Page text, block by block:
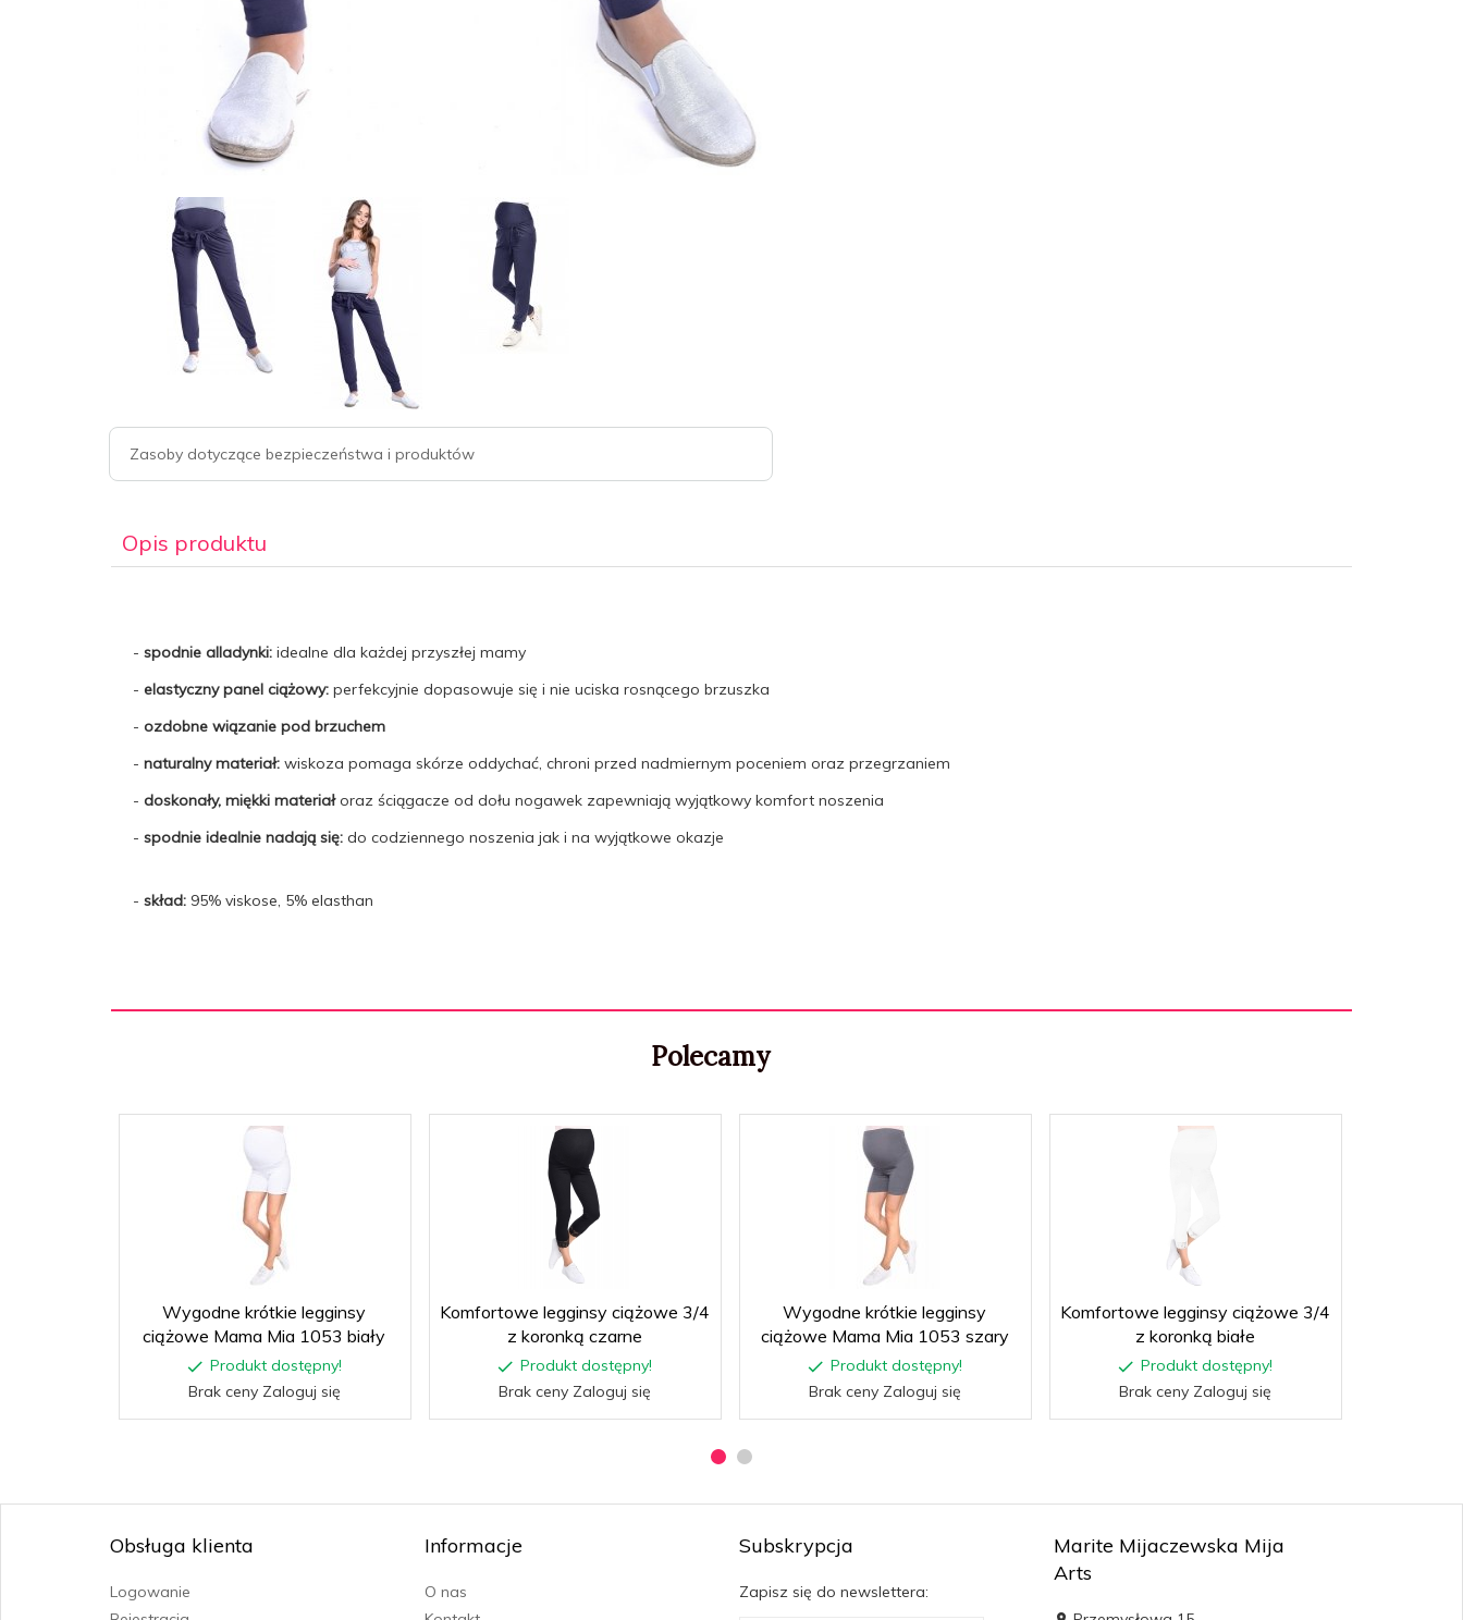
Zasoby dotyczące bezpieczeństwa i produktów
Opis produktu
- spodnie alladynki: idealne dla każdej przyszłej mamy
- elastyczny panel ciążowy: perfekcyjnie dopasowuje się i nie uciska rosnącego brzuszka
- ozdobne wiązanie pod brzuchem
- naturalny materiał: wiskoza pomaga skórze oddychać, chroni przed nadmiernym poceniem oraz przegrzaniem
- doskonały, miękki materiałoraz ściągacze od dołu nogawek zapewniają wyjątkowy komfort noszenia
- spodnie idealnie nadają się: do codziennego noszenia jak i na wyjątkowe okazje
- skład: 95% viskose, 5% elasthan
Polecamy
Wygodne krótkie legginsy
ciążowe Mama Mia 1053 biały
Produkt dostępny!
Brak ceny Zaloguj się
Komfortowe legginsy ciążowe 3/4
z koronką czarne
Produkt dostępny!
Brak ceny Zaloguj się
Wygodne krótkie legginsy
ciążowe Mama Mia 1053 szary
Produkt dostępny!
Brak ceny Zaloguj się
Komfortowe legginsy ciążowe 3/4
z koronką białe
Produkt dostępny!
Brak ceny Zaloguj się
Obsługa klienta
Logowanie
Informacje
O nas
Subskrypcja
Zapisz się do newslettera:
Marite Mijaczewska Mija
Arts